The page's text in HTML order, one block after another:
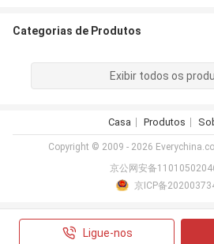
Categorias de Produtos
Exibir todos os
Ligue-nos
Casa Produtos
Copyright © 2009 - 2026
京公网安备
京ICP备